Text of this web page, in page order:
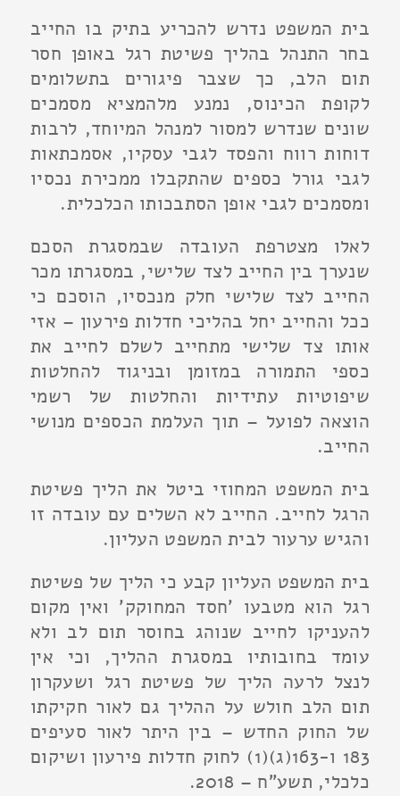
בית המשפט נדרש להכריע בתיק בו החייב
בחר התנהל בהליך פשיטת רגל באופן חסר
תום הלב, כך שצבר פיגורים בתשלומים
לקופת הכינוס, נמנע מלהמציא מסמכים
שונים שנדרש למסור למנהל המיוחד, לרבות
דוחות רווח והפסד לגבי עסקיו, אסמכתאות
לגבי גורל כספים שהתקבלו ממכירת נכסיו
ומסמכים לגבי אופן הסתבכותו הכלכלית.
לאלו מצטרפת העובדה שבמסגרת הסכם
שנערך בין החייב לצד שלישי, במסגרתו מכר
החייב לצד שלישי חלק מנכסיו, הוסכם כי
ככל והחייב יחל בהליכי חדלות פירעון – אזי
אותו צד שלישי מתחייב לשלם לחייב את
כספי התמורה במזומן ובניגוד להחלטות
שיפוטיות עתידיות והחלטות של רשמי
הוצאה לפועל – תוך העלמת הכספים מנושי
החייב.
בית המשפט המחוזי ביטל את הליך פשיטת
הרגל לחייב. החייב לא השלים עם עובדה זו
והגיש ערעור לבית המשפט העליון.
בית המשפט העליון קבע כי הליך של פשיטת
רגל הוא מטבעו 'חסד המחוקק' ואין מקום
להעניקו לחייב שנוהג בחוסר תום לב ולא
עומד בחובותיו במסגרת ההליך, וכי אין
לנצל לרעה הליך של פשיטת רגל ושעקרון
תום הלב חולש על ההליך גם לאור חקיקתו
של החוק החדש – בין היתר לאור סעיפים
183 ו-163(ג)(1) לחוק חדלות פירעון ושיקום
כלכלי, תשע"ח – 2018.